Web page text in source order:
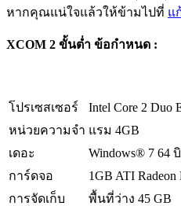
หากคุณแน่ใจแล้วให้ข้ามไปที่ แ
XCOM 2 ขั้นต่ำ ข้อกำหนด :
โปรเซสเซอร์
Intel Core 2 Duo
หน่วยความจำ แรม 4GB
เดอะ
Windows® 7 64
การ์ดจอ
1GB ATI
การจัดเก็บ
พื้นที่ว่าง 45 GB